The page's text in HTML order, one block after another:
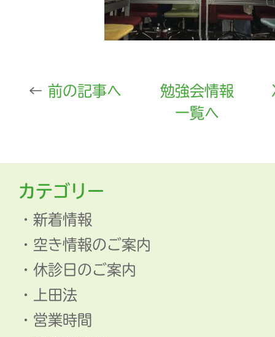
前の記事へ
勉強会情報
一覧へ
カテゴリー
新着情報
空き情報のご案内
休診日のご案内
上田法
営業時間